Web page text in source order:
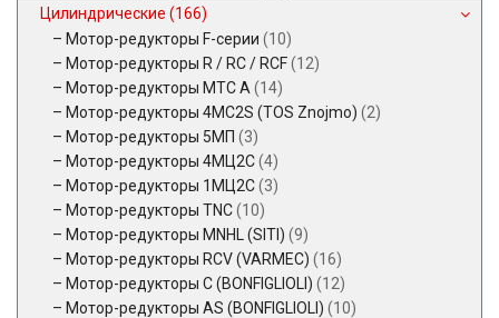
Цилиндрические (166)
Мотор-редукторы F-серии (10)
Мотор-редукторы R / RC / RCF(12)
Мотор-редукторы MTC A (14)
Мотор-редукторы 4MC2S (TOS Znojmo) (2)
Мотор-редукторы 5МП (3)
Мотор-редукторы 4МЦ2С(4)
Мотор-редукторы 1МЦ2С(3)
Мотор-редукторы TNC(10)
Мотор-редукторы MNHL (SITI) (9)
Мотор-редукторы RCV (VARMEC) (16)
Мотор-редукторы C (BONFIGLIOLI) (12)
Мотор-редукторы AS (BONFIGLIOLI) (10)